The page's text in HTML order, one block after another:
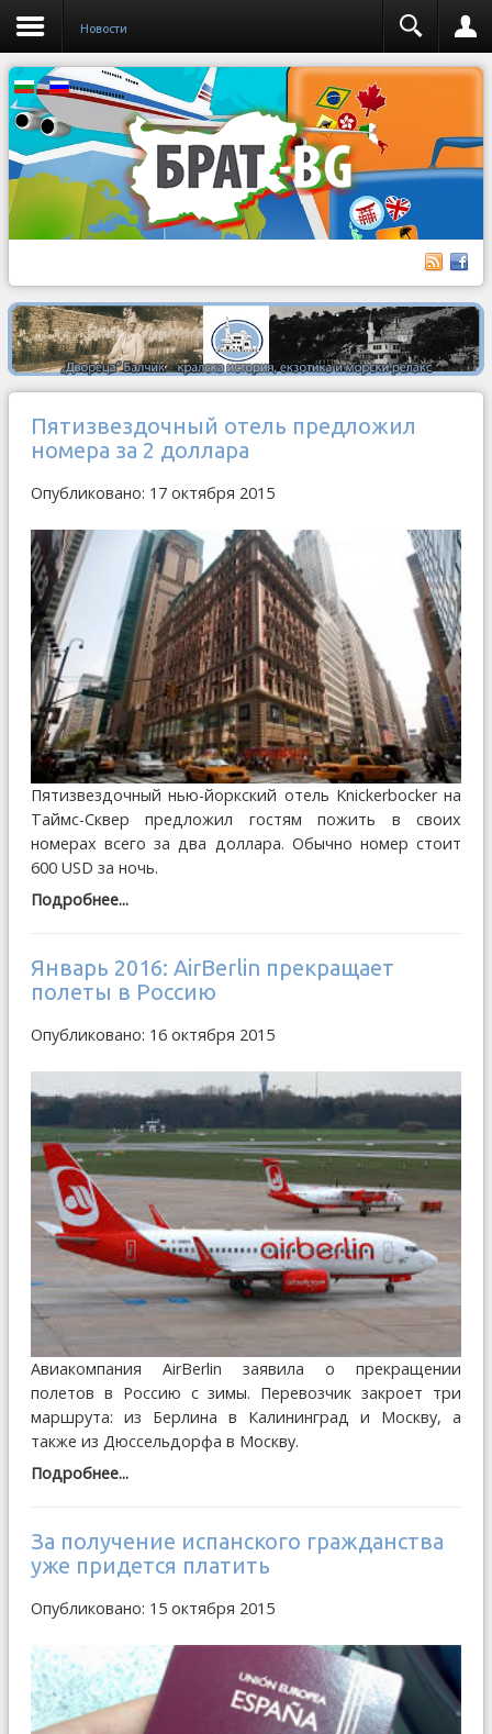
Новости
Пятизвездочный отель предложил
номера за 2 доллара
Опубликовано: 17 октября 2015
Пятизвездочный нью-йоркский отель Knickerbocker на
Таймс-Сквер предложил гостям пожить в своих
номерах всего за два доллара. Обычно номер стоит
600 USD за ночь.
Подробнее...
Январь 2016: AirBerlin прекращает
полеты в Россию
Опубликовано: 16 октября 2015
Авиакомпания AirBerlin заявила о прекращении
полетов в Россию с зимы. Перевозчик закроет три
маршрута: из Берлина в Калининград и Москву, а
также из Дюссельдорфа в Москву.
Подробнее...
За получение испанского гражданства
уже придется платить
Опубликовано: 15 октября 2015